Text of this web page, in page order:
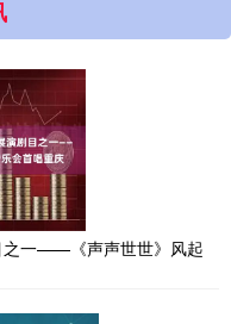
之一——《声声世世》风起